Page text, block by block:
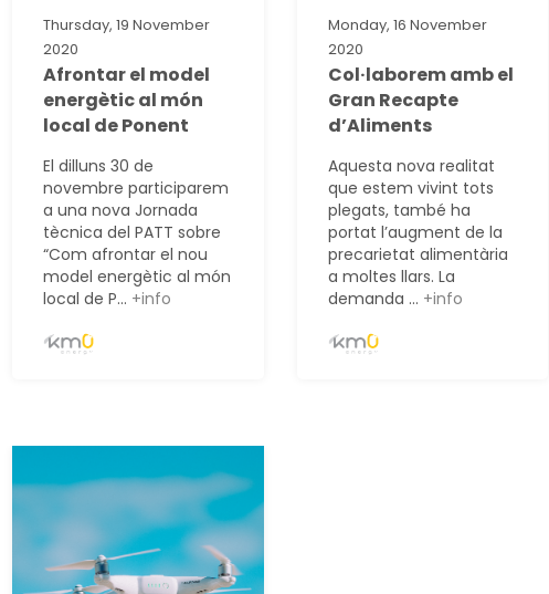
Thursday, 19 November
2020
Afrontar el model
energètic al món
local de Ponent
El dilluns 30 de
novembre participarem
a una nova Jornada
tècnica del PATT sobre
“Com afrontar el nou
model energètic al món
local de P... +info
Monday, 16 November
2020
Col·laborem amb el
Gran Recapte
d’Aliments
Aquesta nova realitat
que estem vivint tots
plegats, també ha
portat l’augment de la
precarietat alimentària
a moltes llars. La
demanda ... +info